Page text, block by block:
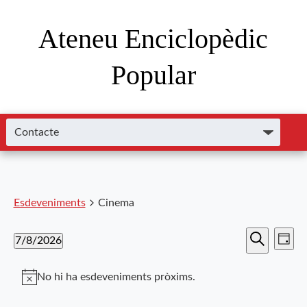
Ateneu Enciclopèdic
Popular
Esdeveniments Cinema
Cerca de
Dia
7/8/2026
una
data.
No hi ha esdeveniments pròxims.